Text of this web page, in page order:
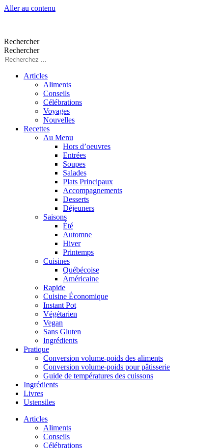
Aller au contenu
Rechercher
Rechercher
Articles
Aliments
Conseils
Célébrations
Voyages
Nouvelles
Recettes
Au Menu
Hors d’oeuvres
Entrées
Soupes
Salades
Plats Principaux
Accompagnements
Desserts
Déjeuners
Saisons
Été
Automne
Hiver
Printemps
Cuisines
Québécoise
Américaine
Rapide
Cuisine Économique
Instant Pot
Végétarien
Vegan
Sans Gluten
Ingrédients
Pratique
Conversion volume-poids des aliments
Conversion volume-poids pour pâtisserie
Guide de températures des cuissons
Ingrédients
Livres
Ustensiles
Articles
Aliments
Conseils
Célébrations